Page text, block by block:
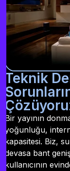
Teknik
Bir yayının
yoğunluğu,
kapasitesi. Biz,
devasa bant
kullanıcının